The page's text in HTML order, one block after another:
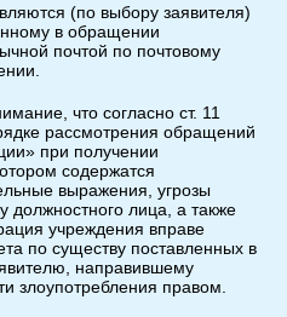
(по выбору заявителя)
в обращении
почтой по почтовому
что согласно ст. 11
рассмотрения обращений
при получении
содержатся
выражения, угрозы
должностного лица, а также
учреждения вправе
по существу поставленных в
направившему
злоупотребления правом.